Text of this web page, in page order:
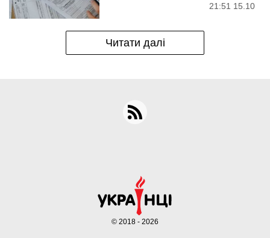
21:51 15.10
Читати далі
© 2018 - 2026